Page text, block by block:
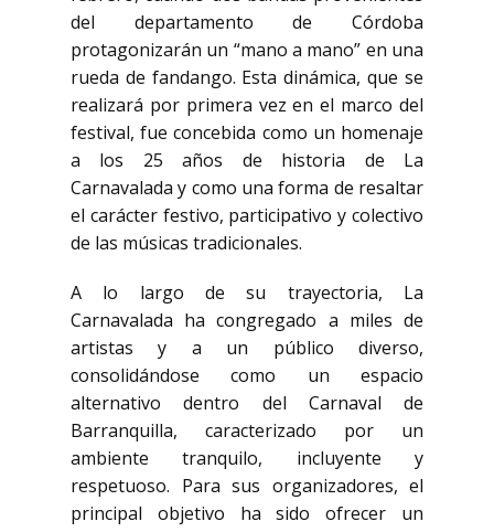
del departamento de Córdoba
protagonizarán un “mano a mano” en una
rueda de fandango. Esta dinámica, que se
realizará por primera vez en el marco del
festival, fue concebida como un homenaje
a los 25 años de historia de La
Carnavalada y como una forma de resaltar
el carácter festivo, participativo y colectivo
de las músicas tradicionales.
A lo largo de su trayectoria, La
Carnavalada ha congregado a miles de
artistas y a un público diverso,
consolidándose como un espacio
alternativo dentro del Carnaval de
Barranquilla, caracterizado por un
ambiente tranquilo, incluyente y
respetuoso. Para sus organizadores, el
principal objetivo ha sido ofrecer un